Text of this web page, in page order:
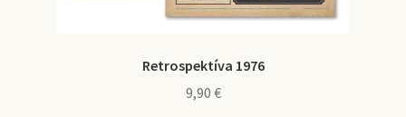
Retrospektíva 1976
9,90 €